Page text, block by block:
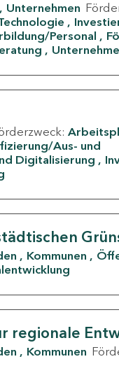
Unternehmen
Personal
Aus- und
Digitalisierung
Kommunen
regionale
Kommunen